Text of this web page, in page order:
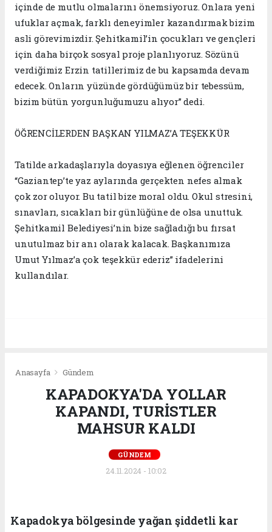
içinde de mutlu olmalarını önemsiyoruz. Onlara yeni
ufuklar açmak, farklı deneyimler kazandırmak bizim
asli görevimizdir. Şehitkamil’in çocukları ve gençleri
için daha birçok sosyal proje planlıyoruz. Sözünü
verdiğimiz Erzin tatillerimiz de bu kapsamda devam
edecek. Onların yüzünde gördüğümüz bir tebessüm,
bizim bütün yorgunluğumuzu alıyor” dedi.
ÖĞRENCİLERDEN BAŞKAN YILMAZ’A TEŞEKKÜR
Tatilde arkadaşlarıyla doyasıya eğlenen öğrenciler
“Gaziantep’te yaz aylarında gerçekten nefes almak
çok zor oluyor. Bu tatil bize moral oldu. Okul stresini,
sınavları, sıcakları bir günlüğüne de olsa unuttuk.
Şehitkamil Belediyesi’nin bize sağladığı bu fırsat
unutulmaz bir anı olarak kalacak. Başkanımıza
Umut Yılmaz’a çok teşekkür ederiz” ifadelerini
kullandılar.
Anasayfa Gündem
KAPADOKYA'DA YOLLAR
KAPANDI, TURİSTLER
MAHSUR KALDI
GÜNDEM
24.11.2024 - 10:02
Kapadokya bölgesinde yağan şiddetli kar